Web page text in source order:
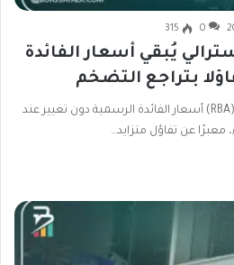
0
315
يُبقي أسعار الفائدة
بتراجع التضخم
أبقى البنك الاحتياطي الأسترالي (RBA) أسعار الفائدة الرسمية دون تغيير عند